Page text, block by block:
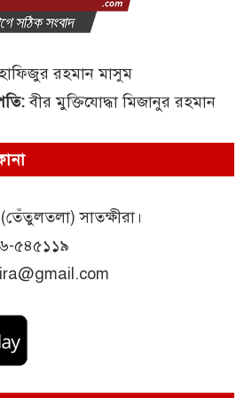
রহমান মাসুম
বীর মুক্তিযোদ্ধা মিজানুর রহমান
সাতক্ষীরা।
৫৪৫১১৯